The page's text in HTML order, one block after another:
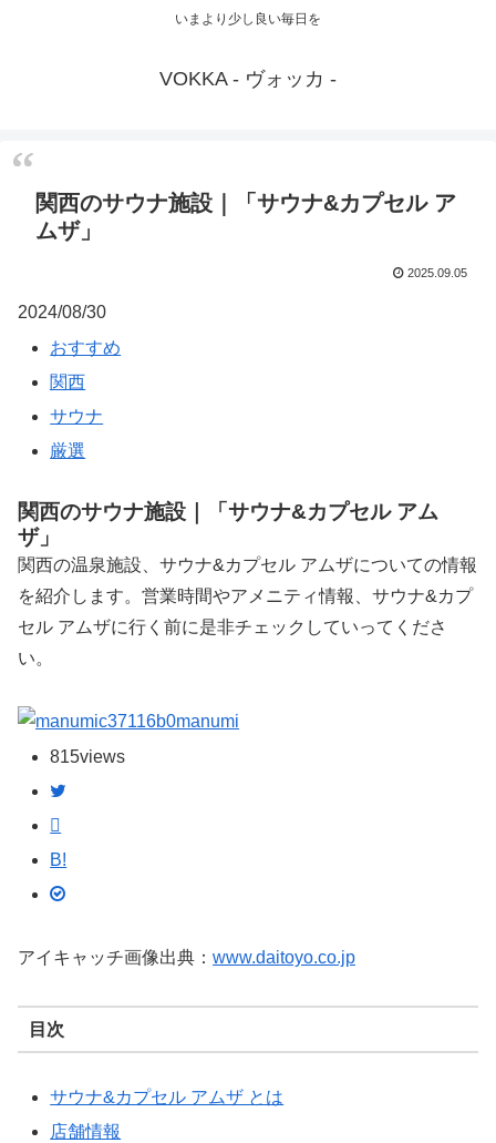
いまより少し良い毎日を
VOKKA - ヴォッカ -
関西のサウナ施設｜「サウナ&カプセル ア
ムザ」
2025.09.05
2024/08/30
おすすめ
関西
サウナ
厳選
関西のサウナ施設｜「サウナ&カプセル アム
ザ」
関西の温泉施設、サウナ&カプセル アムザについての情報
を紹介します。営業時間やアメニティ情報、サウナ&カプ
セル アムザに行く前に是非チェックしていってくださ
い。
manumi
815views
B!
アイキャッチ画像出典： www.daitoyo.co.jp
目次
サウナ&カプセル アムザ とは
店舗情報